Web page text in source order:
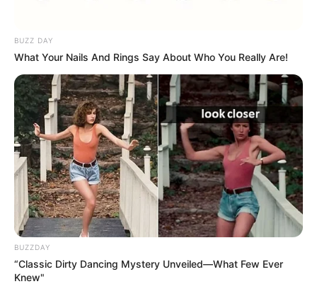
BUZZ DAY
What Your Nails And Rings Say About Who You Really Are!
BUZZDAY
“Classic Dirty Dancing Mystery Unveiled—What Few Ever
Knew"